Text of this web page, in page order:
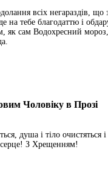
всіх негараздів, що
тебе благодаттю і
сам Водохресний
Чоловіку в Прозі
душа і тіло очистяться
З Хрещенням!